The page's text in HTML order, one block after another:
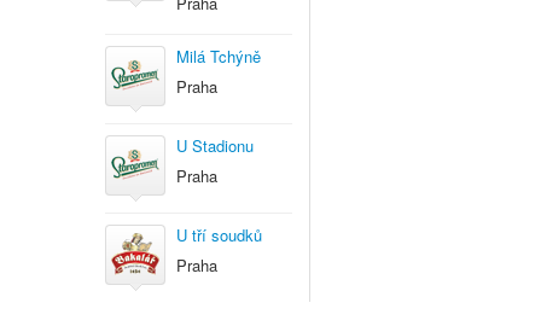
Milá Tchýně
Praha
U Stadionu
Praha
U tří soudků
Praha